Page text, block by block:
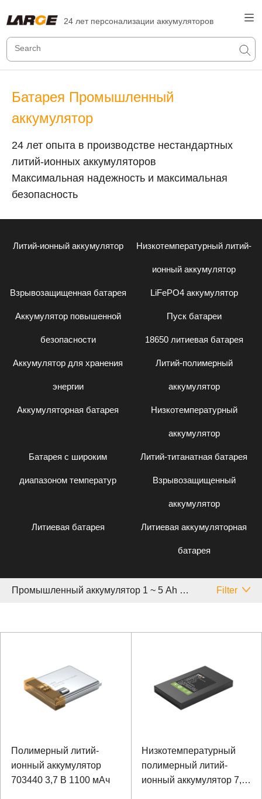
24 лет персонализации аккумуляторов
Батарея Промышленный
аккумулятор
24 лет опыта в производстве нестандартных
литий-ионных аккумуляторов
Максимальная надежность и максимальная
безопасность
Литий-ионный аккумулятор Низкотемпературный литий-
ионный аккумулятор
Взрывозащищенная батарея LiFePO4 аккумулятор
Аккумулятор повышенной
безопасности
Пуск батареи
18650 литиевая батарея
Аккумулятор для хранения
энергии
Литий-полимерный
аккумулятор
Аккумуляторная батарея Низкотемпературный
аккумулятор
Батарея с широким
диапазоном температур
Литий-титанатная батарея
Взрывозащищенный
аккумулятор
Литиевая батарея Литиевая аккумуляторная
батарея
Промышленный аккумулятор 1 ~ 5 Аh Другой Filter
Полимерный литий-
ионный аккумулятор
703440 3,7 В 1100 мАч
Низкотемпературный
полимерный литий-
ионный аккумулятор 7,4